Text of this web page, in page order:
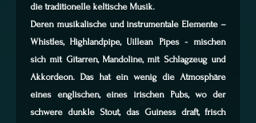
die traditionelle keltische Musik.
Deren musikalische und instrumentale Elemente –
Whistles, Highlandpipe, Uillean Pipes - mischen
sich mit Gitarren, Mandoline, mit Schlagzeug und
Akkordeon. Das hat ein wenig die Atmosphäre
eines englischen, eines irischen Pubs, wo der
schwere dunkle Stout, das Guiness draft, frisch